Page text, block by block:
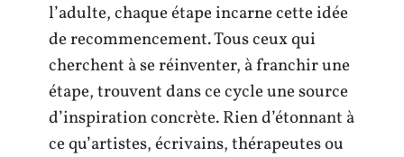
l’adulte, chaque étape incarne cette idée
de recommencement. Tous ceux qui
cherchent à se réinventer, à franchir une
étape, trouvent dans ce cycle une source
d’inspiration concrète. Rien d’étonnant à
ce qu’artistes, écrivains, thérapeutes ou